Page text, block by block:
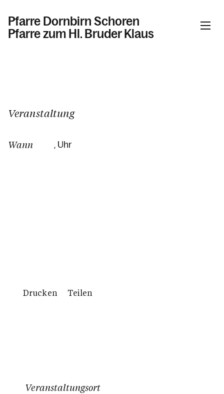
Pfarre Dornbirn Schoren
Pfarre zum Hl. Bruder Klaus
Kalender
Personen
Veranstaltung
Wann , Uhr
Drucken Teilen
Veranstaltungsort